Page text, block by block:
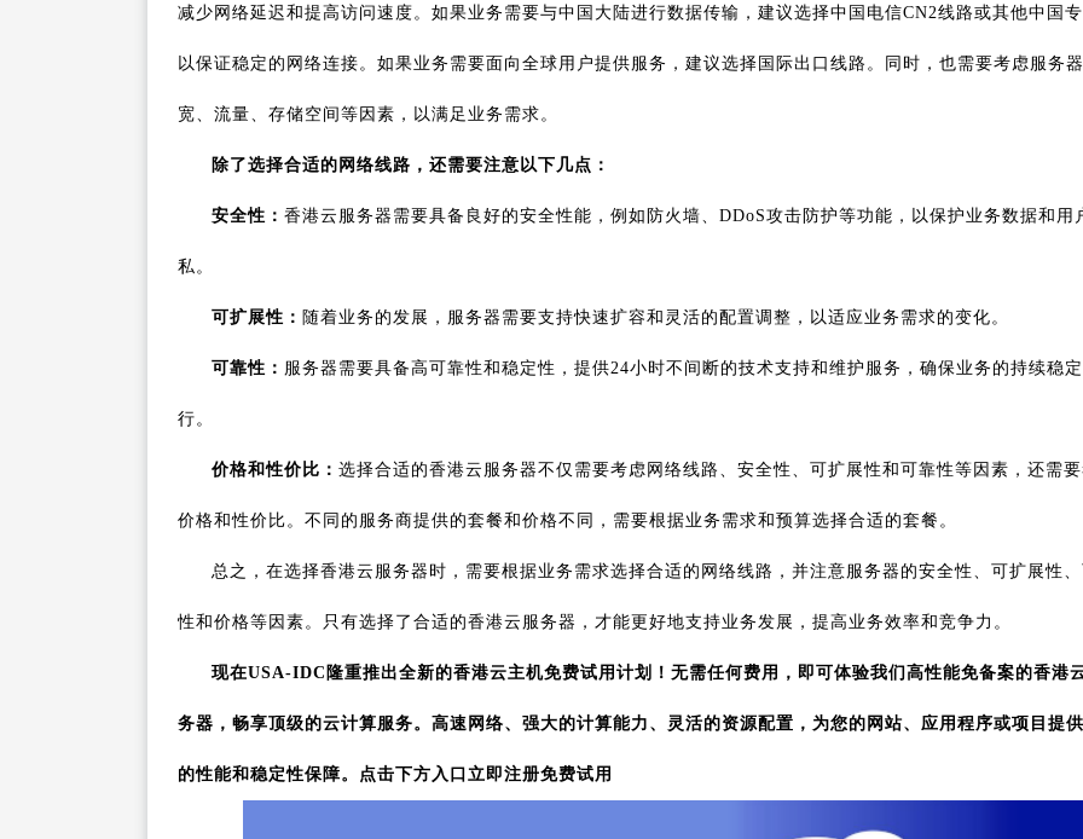
减少网络延迟和提高访问速度。如果业务需要与中国大陆进行数据传输，建议选择中国电信CN2线路或其他中国
以保证稳定的网络连接。如果业务需要面向全球用户提供服务，建议选择国际出口线路。同时，也需要考虑服务
宽、流量、存储空间等因素，以满足业务需求。
除了选择合适的网络线路，还需要注意以下几点：
安全性： 香港云服务器需要具备良好的安全性能，例如防火墙、DDoS攻击防护等功能，以保护业务数据和用
私。
可扩展性： 随着业务的发展，服务器需要支持快速扩容和灵活的配置调整，以适应业务需求的变化。
可靠性： 服务器需要具备高可靠性和稳定性，提供24小时不间断的技术支持和维护服务，确保业务的持续稳
行。
价格和性价比： 选择合适的香港云服务器不仅需要考虑网络线路、安全性、可扩展性和可靠性等因素，还需
价格和性价比。不同的服务商提供的套餐和价格不同，需要根据业务需求和预算选择合适的套餐。
总之，在选择香港云服务器时，需要根据业务需求选择合适的网络线路，并注意服务器的安全性、可扩展性
性和价格等因素。只有选择了合适的香港云服务器，才能更好地支持业务发展，提高业务效率和竞争力。
现在USA-IDC隆重推出全新的香港云主机免费试用计划！无需任何费用，即可体验我们高性能免备案的香港
务器，畅享顶级的云计算服务。高速网络、强大的计算能力、灵活的资源配置，为您的网站、应用程序或项目提
的性能和稳定性保障。点击下方入口立即注册免费试用